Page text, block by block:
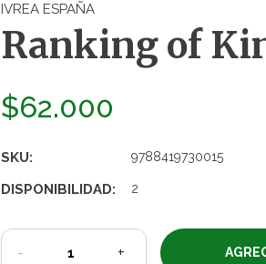
IVREA ESPAÑA
Ranking of
$62.000
SKU: 9788419730015
DISPONIBILIDAD: 2
- +